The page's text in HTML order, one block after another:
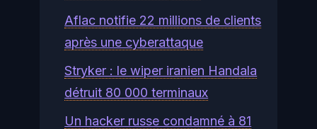
Aflac notifie 22 millions de clients
après une cyberattaque
Stryker : le wiper iranien Handala
détruit 80 000 terminaux
Un hacker russe condamné à 81